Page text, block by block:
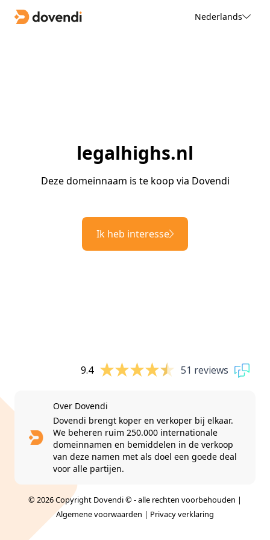
Nederlands
legalhighs.nl
Deze domeinnaam is te koop via Dovendi
Ik heb interesse
9.4 51 reviews
Over Dovendi
Dovendi brengt koper en verkoper bij elkaar.
We beheren ruim 250.000 internationale
domeinnamen en bemiddelen in de verkoop
van deze namen met als doel een goede deal
voor alle partijen.
© 2026 Copyright Dovendi © - alle rechten voorbehouden |
Algemene voorwaarden | Privacy verklaring